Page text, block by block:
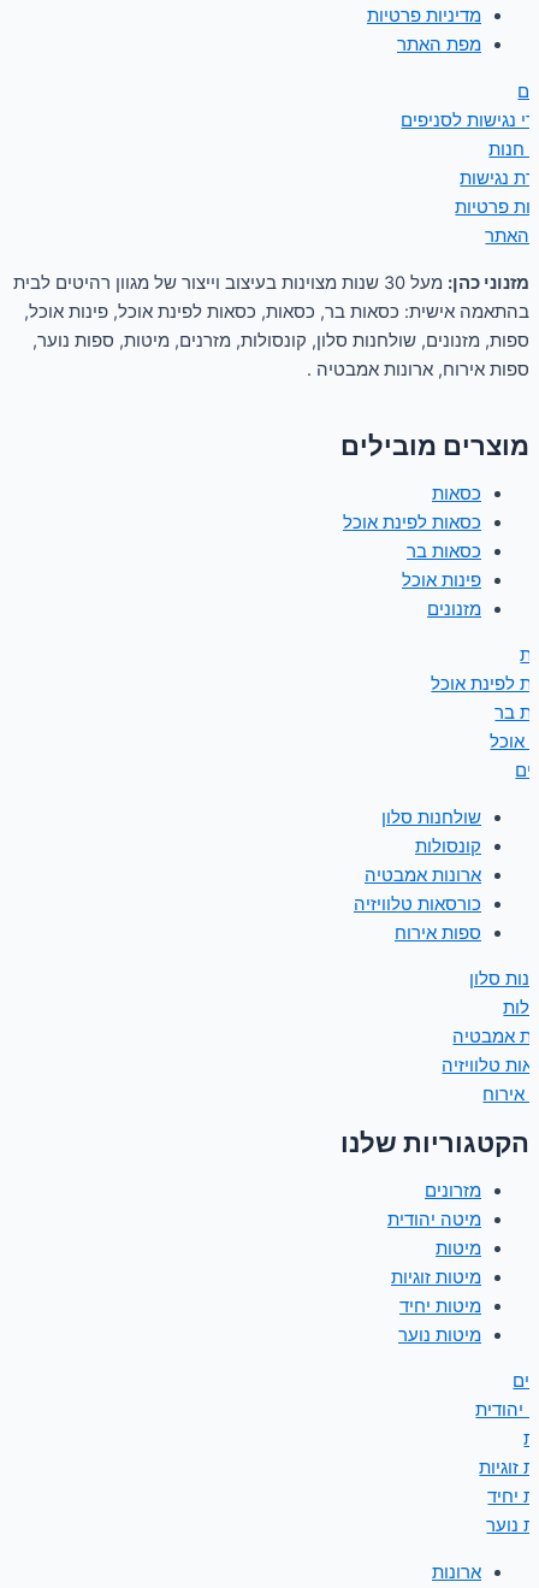
מדיניות פרטיות
מפת האתר
נגישות לסניפים
חנות
נגישות
פרטיות
האתר
מזנוני כהן:
מעל 30 שנות מצוינות בעיצוב וייצור של מגוון רהיטים לבית
בהתאמה אישית: כסאות בר, כסאות, כסאות לפינת אוכל, פינות אוכל,
ספות, מזנונים, שולחנות סלון, קונסולות, מזרנים, מיטות, ספות נוער,
ספות אירוח, ארונות אמבטיה .
מוצרים מובילים
כסאות
כסאות לפינת אוכל
כסאות בר
פינות אוכל
מזנונים
לפינת אוכל
בר
אוכל
שולחנות סלון
קונסולות
ארונות אמבטיה
כורסאות טלוויזיה
ספות אירוח
סלון
אמבטיה
טלוויזיה
אירוח
הקטגוריות שלנו
מזרונים
מיטה יהודית
מיטות
מיטות זוגיות
מיטות יחיד
מיטות נוער
יהודית
זוגיות
יחיד
נוער
ארונות